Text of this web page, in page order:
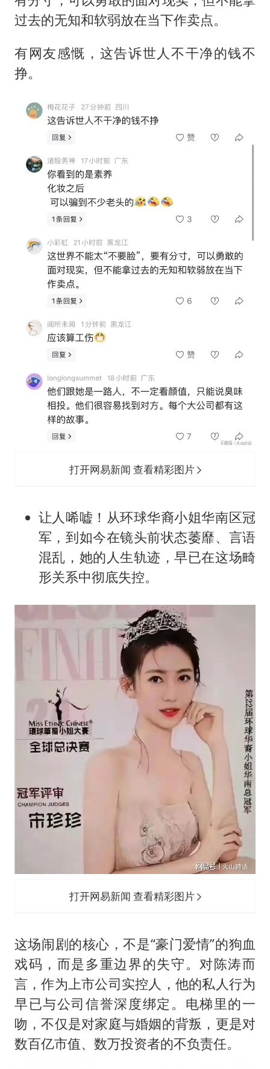
过去的无知和软弱放在当下作卖点。
有网友感慨，这告诉世人不干净的钱不
挣。
打开网易新闻 查看精彩图片
让人唏嘘！从环球华裔小姐华南区冠
军，到如今在镜头前状态萎靡、言语
混乱，她的人生轨迹，早已在这场畸
形关系中彻底失控。
打开网易新闻 查看精彩图片
这场闹剧的核心，不是“豪门爱情”的狗血
戏码，而是多重边界的失守。对陈涛而
言，作为上市公司实控人，他的私人行为
早已与公司信誉深度绑定。电梯里的一
吻，不仅是对家庭与婚姻的背叛，更是对
数百亿市值、数万投资者的不负责任。